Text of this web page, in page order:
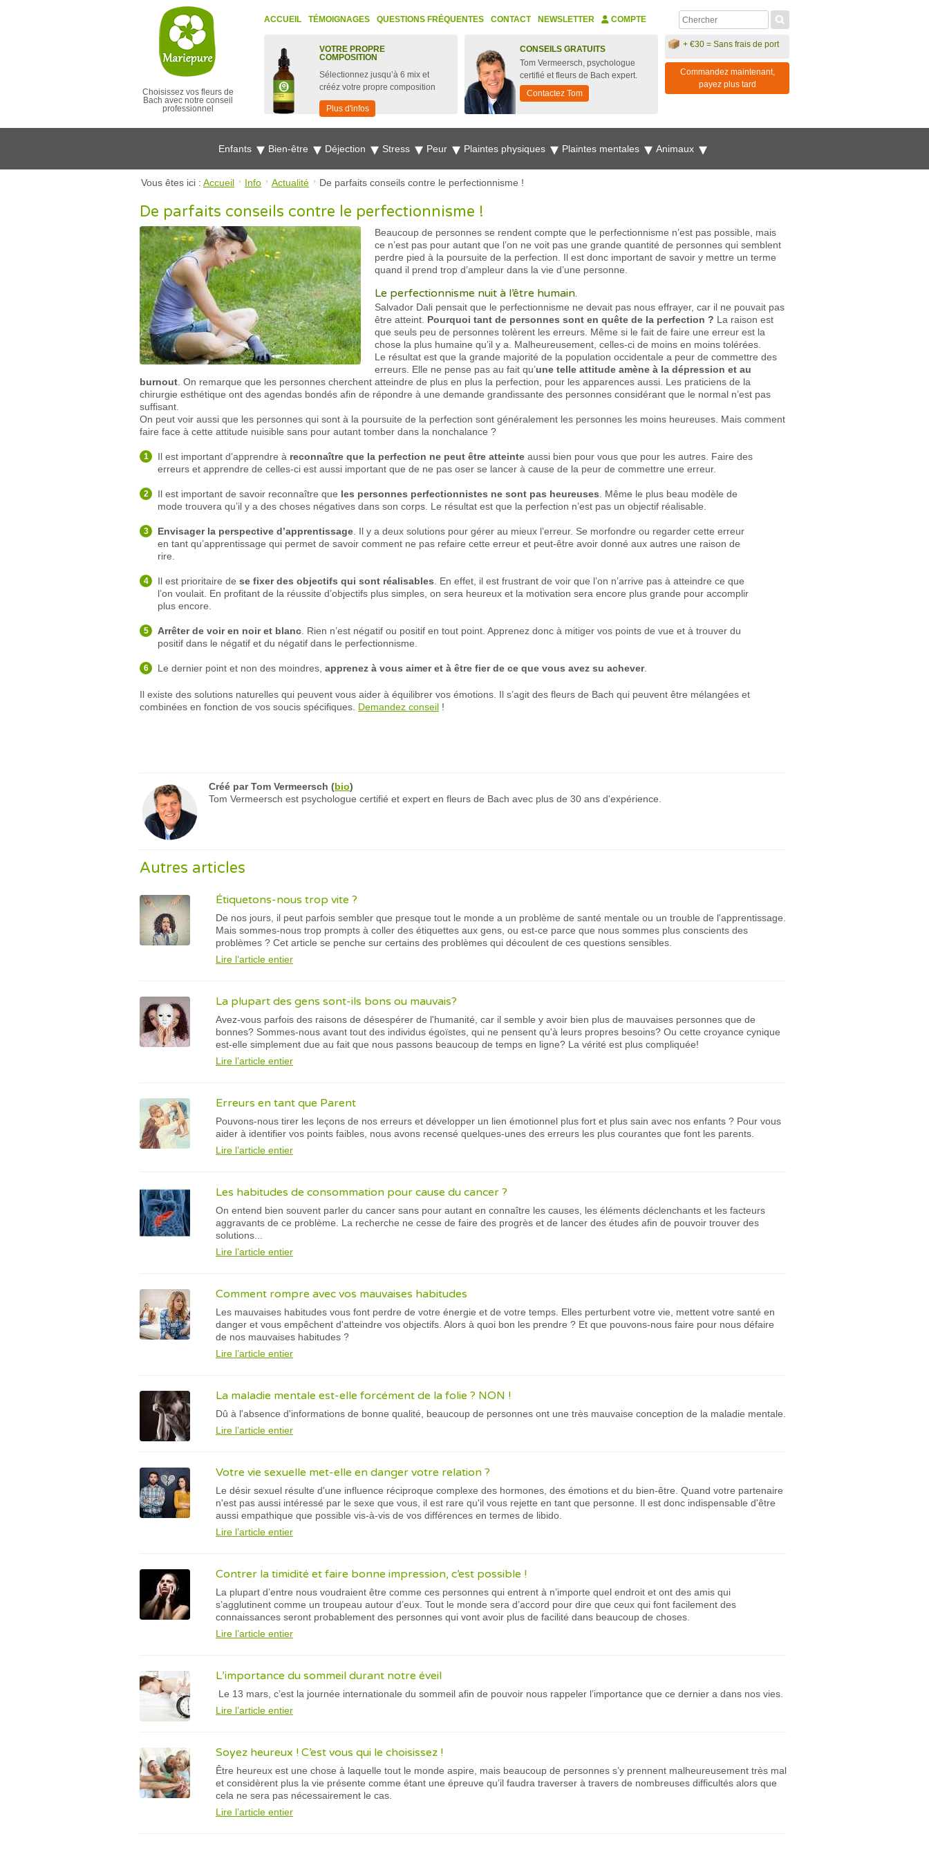
Choisissez vos fleurs de
Bach avec notre conseil
professionnel
ACCUEIL TÉMOIGNAGES QUESTIONS FRÉQUENTES CONTACT NEWSLETTER COMPTE
VOTRE PROPRE
COMPOSITION
Sélectionnez jusqu’à 6 mix et
crééz votre propre composition
Plus d'infos
CONSEILS GRATUITS
Tom Vermeersch, psychologue
certifié et fleurs de Bach expert.
Contactez Tom
+ €30 = Sans frais de port
Commandez maintenant,
payez plus tard
Enfants Bien-être Déjection Stress Peur Plaintes physiques Plaintes mentales Animaux
Vous êtes ici : Accueil Info Actualité De parfaits conseils contre le perfectionnisme !
De parfaits conseils contre le perfectionnisme !
Beaucoup de personnes se rendent compte que le perfectionnisme n’est pas possible, mais
ce n’est pas pour autant que l’on ne voit pas une grande quantité de personnes qui semblent
perdre pied à la poursuite de la perfection. Il est donc important de savoir y mettre un terme
quand il prend trop d’ampleur dans la vie d’une personne.
Le perfectionnisme nuit à l’être humain.
Salvador Dali pensait que le perfectionnisme ne devait pas nous effrayer, car il ne pouvait pas
être atteint. Pourquoi tant de personnes sont en quête de la perfection ? La raison est
que seuls peu de personnes tolèrent les erreurs. Même si le fait de faire une erreur est la
chose la plus humaine qu’il y a. Malheureusement, celles-ci de moins en moins tolérées.
Le résultat est que la grande majorité de la population occidentale a peur de commettre des
erreurs. Elle ne pense pas au fait qu’une telle attitude amène à la dépression et au
burnout . On remarque que les personnes cherchent atteindre de plus en plus la perfection, pour les apparences aussi. Les praticiens de la
chirurgie esthétique ont des agendas bondés afin de répondre à une demande grandissante des personnes considérant que le normal n’est pas
suffisant.
On peut voir aussi que les personnes qui sont à la poursuite de la perfection sont généralement les personnes les moins heureuses. Mais comment
faire face à cette attitude nuisible sans pour autant tomber dans la nonchalance ?
Il est important d’apprendre à reconnaître que la perfection ne peut être atteinte aussi bien pour vous que pour les autres. Faire des
erreurs et apprendre de celles-ci est aussi important que de ne pas oser se lancer à cause de la peur de commettre une erreur.
Il est important de savoir reconnaître que les personnes perfectionnistes ne sont pas heureuses . Même le plus beau modèle de
mode trouvera qu’il y a des choses négatives dans son corps. Le résultat est que la perfection n’est pas un objectif réalisable.
Envisager la perspective d’apprentissage . Il y a deux solutions pour gérer au mieux l’erreur. Se morfondre ou regarder cette erreur
en tant qu’apprentissage qui permet de savoir comment ne pas refaire cette erreur et peut-être avoir donné aux autres une raison de
rire.
Il est prioritaire de se fixer des objectifs qui sont réalisables . En effet, il est frustrant de voir que l’on n’arrive pas à atteindre ce que
l’on voulait. En profitant de la réussite d’objectifs plus simples, on sera heureux et la motivation sera encore plus grande pour accomplir
plus encore.
Arrêter de voir en noir et blanc . Rien n’est négatif ou positif en tout point. Apprenez donc à mitiger vos points de vue et à trouver du
positif dans le négatif et du négatif dans le perfectionnisme.
Le dernier point et non des moindres, apprenez à vous aimer et à être fier de ce que vous avez su achever.
Il existe des solutions naturelles qui peuvent vous aider à équilibrer vos émotions. Il s’agit des fleurs de Bach qui peuvent être mélangées et
combinées en fonction de vos soucis spécifiques. Demandez conseil !
Créé parTom Vermeersch (bio)
Tom Vermeersch est psychologue certifié et expert en fleurs de Bach avec plus de 30 ans d'expérience.
Autres articles
Étiquetons-nous trop vite ?
De nos jours, il peut parfois sembler que presque tout le monde a un problème de santé mentale ou un trouble de l'apprentissage.
Mais sommes-nous trop prompts à coller des étiquettes aux gens, ou est-ce parce que nous sommes plus conscients des
problèmes ? Cet article se penche sur certains des problèmes qui découlent de ces questions sensibles.
Lire l’article entier
La plupart des gens sont-ils bons ou mauvais?
Avez-vous parfois des raisons de désespérer de l'humanité, car il semble y avoir bien plus de mauvaises personnes que de
bonnes? Sommes-nous avant tout des individus égoïstes, qui ne pensent qu'à leurs propres besoins? Ou cette croyance cynique
est-elle simplement due au fait que nous passons beaucoup de temps en ligne? La vérité est plus compliquée!
Lire l’article entier
Erreurs en tant que Parent
Pouvons-nous tirer les leçons de nos erreurs et développer un lien émotionnel plus fort et plus sain avec nos enfants ? Pour vous
aider à identifier vos points faibles, nous avons recensé quelques-unes des erreurs les plus courantes que font les parents.
Lire l’article entier
Les habitudes de consommation pour cause du cancer ?
On entend bien souvent parler du cancer sans pour autant en connaître les causes, les éléments déclenchants et les facteurs
aggravants de ce problème. La recherche ne cesse de faire des progrès et de lancer des études afin de pouvoir trouver des
solutions...
Lire l’article entier
Comment rompre avec vos mauvaises habitudes
Les mauvaises habitudes vous font perdre de votre énergie et de votre temps. Elles perturbent votre vie, mettent votre santé en
danger et vous empêchent d'atteindre vos objectifs. Alors à quoi bon les prendre ? Et que pouvons-nous faire pour nous défaire
de nos mauvaises habitudes ?
Lire l’article entier
La maladie mentale est-elle forcément de la folie ? NON !
Dû à l'absence d'informations de bonne qualité, beaucoup de personnes ont une très mauvaise conception de la maladie mentale.
Lire l’article entier
Votre vie sexuelle met-elle en danger votre relation ?
Le désir sexuel résulte d'une influence réciproque complexe des hormones, des émotions et du bien-être. Quand votre partenaire
n'est pas aussi intéressé par le sexe que vous, il est rare qu'il vous rejette en tant que personne. Il est donc indispensable d'être
aussi empathique que possible vis-à-vis de vos différences en termes de libido.
Lire l’article entier
Contrer la timidité et faire bonne impression, c’est possible !
La plupart d’entre nous voudraient être comme ces personnes qui entrent à n’importe quel endroit et ont des amis qui
s’agglutinent comme un troupeau autour d’eux. Tout le monde sera d’accord pour dire que ceux qui font facilement des
connaissances seront probablement des personnes qui vont avoir plus de facilité dans beaucoup de choses.
Lire l’article entier
L’importance du sommeil durant notre éveil
Le 13 mars, c’est la journée internationale du sommeil afin de pouvoir nous rappeler l’importance que ce dernier a dans nos vies.
Lire l’article entier
Soyez heureux ! C’est vous qui le choisissez !
Être heureux est une chose à laquelle tout le monde aspire, mais beaucoup de personnes s’y prennent malheureusement très mal
et considèrent plus la vie présente comme étant une épreuve qu’il faudra traverser à travers de nombreuses difficultés alors que
cela ne sera pas nécessairement le cas.
Lire l’article entier